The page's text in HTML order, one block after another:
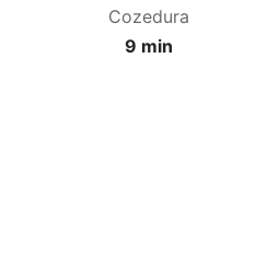
Cozedura
9 min